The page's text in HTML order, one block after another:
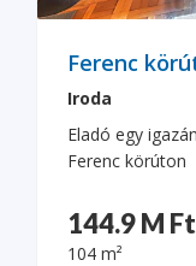
Ferenc
Iroda
Eladó egy
Ferenc körúton
144.9 M Ft
104 m²